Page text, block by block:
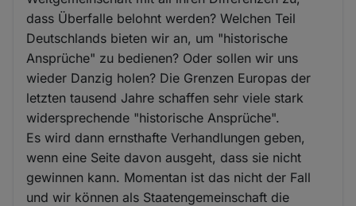
dass Überfalle belohnt werden? Welchen Teil
Deutschlands bieten wir an, um "historische
Ansprüche" zu bedienen? Oder sollen wir uns
wieder Danzig holen? Die Grenzen Europas der
letzten tausend Jahre schaffen sehr viele stark
widersprechende "historische Ansprüche".
Es wird dann ernsthafte Verhandlungen geben,
wenn eine Seite davon ausgeht, dass sie nicht
gewinnen kann. Momentan ist das nicht der Fall
und wir können als Staatengemeinschaft die